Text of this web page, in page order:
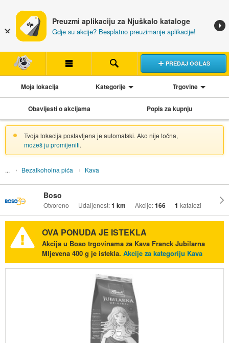
Preuzmi aplikaciju za Njuškalo kataloge
Gdje su akcije? Besplatno preuzimanje aplikacije!
PREDAJ OGLAS
Moja lokacija Kategorije Trgovine
Obavijesti o akcijama Popis za kupnju
Tvoja lokacija postavljena je automatski. Ako nije točna,
možeš ju promijeniti.
Bezalkoholna pića Kava
Boso
Otvoreno Udaljenost:1 km Akcije:166 1 katalozi
OVA PONUDA JE ISTEKLA
Akcija u Boso trgovinama za Kava Franck Jubilarna
Mljevena 400 g je istekla. Akcije za kategoriju Kava